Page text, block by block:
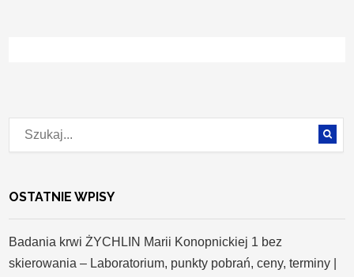
OSTATNIE WPISY
Badania krwi ŻYCHLIN Marii Konopnickiej 1 bez
skierowania – Laboratorium, punkty pobrań, ceny, terminy |